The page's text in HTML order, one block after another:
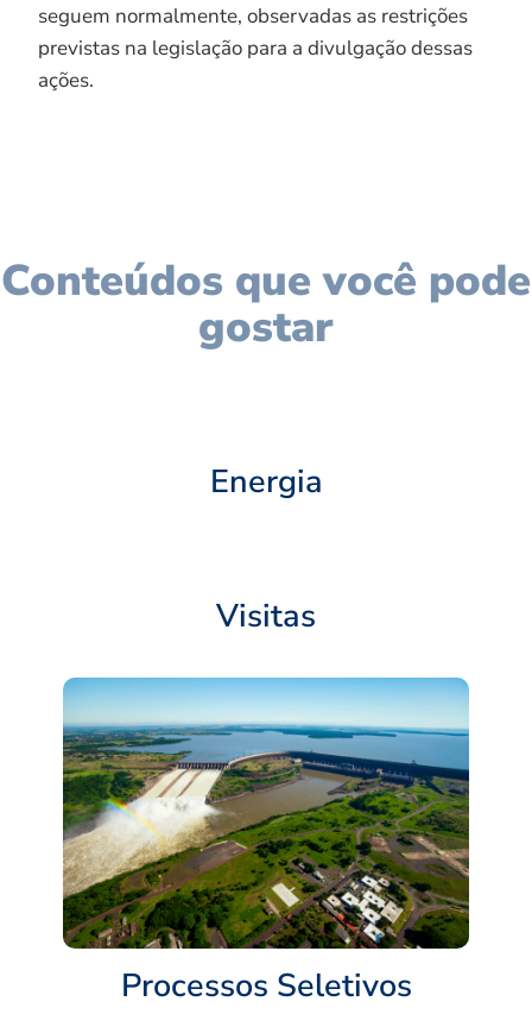
seguem normalmente, observadas as restrições
previstas na legislação para a divulgação dessas
ações.
Conteúdos que você pode
gostar
Energia
Visitas
Processos Seletivos